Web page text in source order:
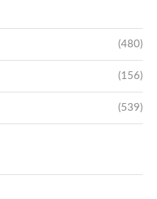
(480)
(156)
(539)